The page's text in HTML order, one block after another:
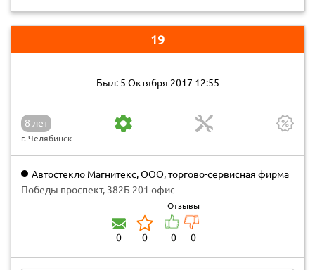
19
Был: 5 Октября 2017 12:55
8 лет
г. Челябинск
Автостекло Магнитекс, ООО, торгово-сервисная фирма
Победы проспект, 382Б 201 офис
0 0
Отзывы
0 0